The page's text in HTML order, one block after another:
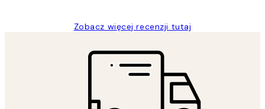
Zobacz więcej recenzji tutaj